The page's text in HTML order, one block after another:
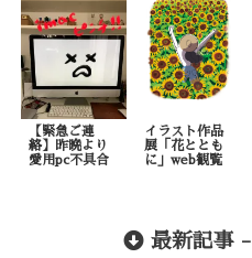
【緊急ご連
絡】昨晩より
愛用pc不具合
イラスト作品
展「花ととも
に」web観覧
最新記事 -